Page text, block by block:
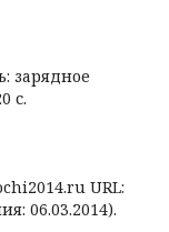
зарядное
с.
URL:
06.03.2014).